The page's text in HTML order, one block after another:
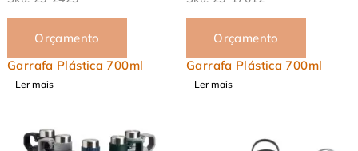
Orçamento
Garrafa Plástica 700ml
Ler mais
Orçamento
Garrafa Plástica 700ml
Ler mais